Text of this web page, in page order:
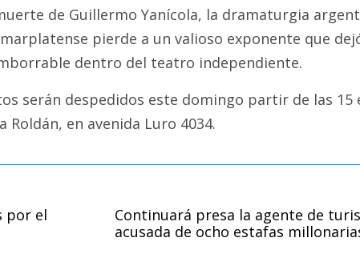
de Guillermo Yanícola, la dramaturgia
pierde a un valioso exponente que
dentro del teatro independiente.
serán despedidos este domingo partir de las 15
Roldán, en avenida Luro 4034.
por el
Continuará presa la agente de
acusada de ocho estafas